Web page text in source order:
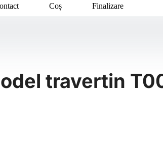
Coș Finalizare
travertin